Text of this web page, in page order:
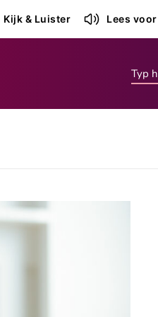
Kijk & Luister Lees voor